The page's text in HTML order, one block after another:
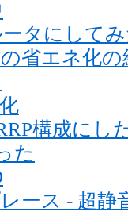
タにして
の省エネ化
構成にし
た
ース - 超